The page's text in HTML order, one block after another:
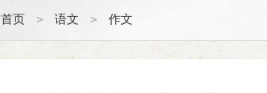
首页 > 语文 > 作文